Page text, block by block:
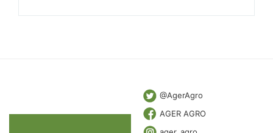
@AgerAgro
AGER AGRO